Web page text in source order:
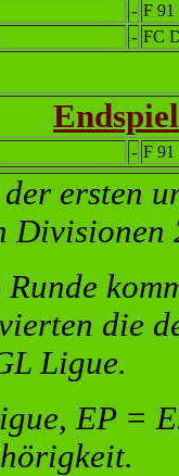
- F
- FC
- F
ersten
Divisionen
die
Ligue.
EP =